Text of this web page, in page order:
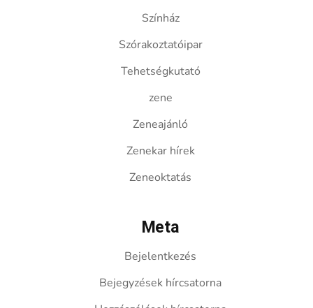
Színház
Szórakoztatóipar
Tehetségkutató
zene
Zeneajánló
Zenekar hírek
Zeneoktatás
Meta
Bejelentkezés
Bejegyzések hírcsatorna